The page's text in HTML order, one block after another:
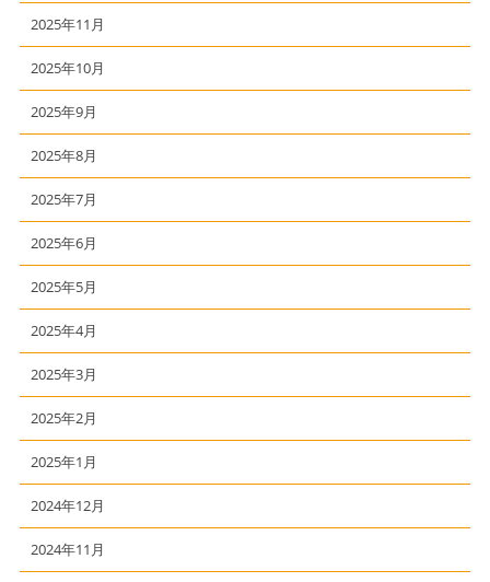
2025年11月
2025年10月
2025年9月
2025年8月
2025年7月
2025年6月
2025年5月
2025年4月
2025年3月
2025年2月
2025年1月
2024年12月
2024年11月